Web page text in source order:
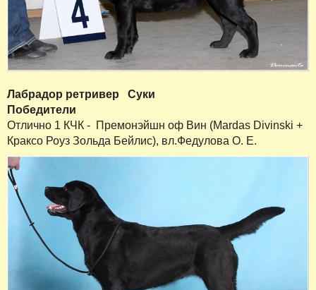
Лабрадор ретривер
Суки
Победители
Отлично 1 КЧК - Премонэйшн оф Вин (Mardas Divinski +
Краксо Роуз Зольда Бейлис), вл.Федулова О. Е.